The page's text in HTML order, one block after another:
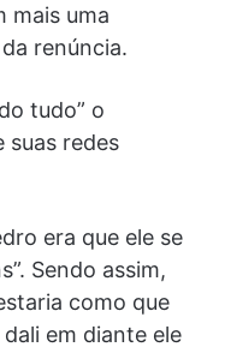
mais uma
renúncia.
tudo” o
suas redes
era que ele se
Sendo assim,
como que
em diante ele